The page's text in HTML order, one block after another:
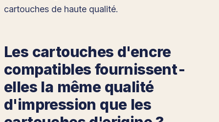
cartouches de haute qualité.
Les cartouches d'encre
compatibles fournissent-
elles la même qualité
d'impression que les